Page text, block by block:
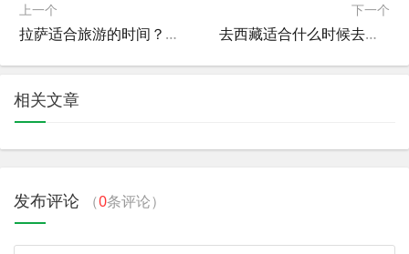
上一个
拉萨适合旅游的时间？拉萨适合玩几天
下一个
去西藏适合什么时候去？去西藏适合什么时候去比较好
相关文章
发布评论 （0条评论）